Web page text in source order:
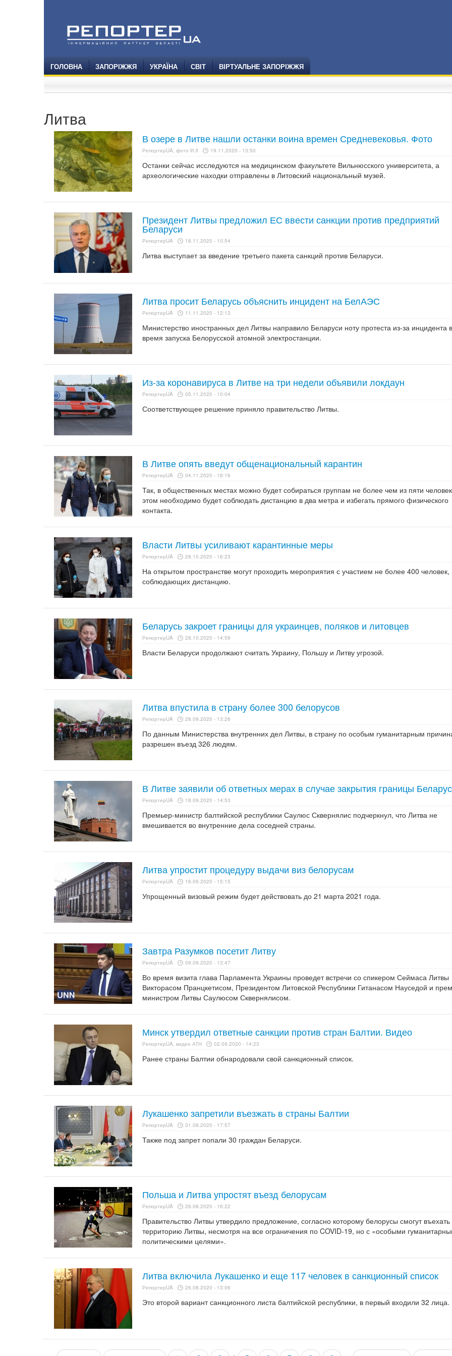
ГОЛОВНА ЗАПОРІЖЖЯ УКРАЇНА СВІТ ВІРТУАЛЬНЕ ЗАПОРІЖЖЯ
Литва
В озере в Литве нашли останки воина времен Средневековья. Фото
РепортерUA, фото lrt.lt 19.11.2020 - 13:50
Останки сейчас исследуются на медицинском факультете Вильнюсского университета, а
археологические находки отправлены в Литовский национальный музей.
Президент Литвы предложил ЕС ввести санкции против предприятий
Беларуси
РепортерUA 18.11.2020 - 10:54
Литва выступает за введение третьего пакета санкций против Беларуси.
Литва просит Беларусь объяснить инцидент на БелАЭС
РепортерUA 11.11.2020 - 12:13
Министерство иностранных дел Литвы направило Беларуси ноту протеста из-за инцидента
время запуска Белорусской атомной электростанции.
Из-за коронавируса в Литве на три недели объявили локдаун
РепортерUA 05.11.2020 - 10:04
Соответствующее решение приняло правительство Литвы.
В Литве опять введут общенациональный карантин
РепортерUA 04.11.2020 - 16:16
Так, в общественных местах можно будет собираться группам не более чем из пяти
этом необходимо будет соблюдать дистанцию в два метра и избегать прямого физического
контакта.
Власти Литвы усиливают карантинные меры
РепортерUA 28.10.2020 - 16:23
На открытом пространстве могут проходить мероприятия с участием не более 400 человек,
соблюдающих дистанцию.
Беларусь закроет границы для украинцев, поляков и литовцев
РепортерUA 28.10.2020 - 14:59
Власти Беларуси продолжают считать Украину, Польшу и Литву угрозой.
Литва впустила в страну более 300 белорусов
РепортерUA 28.09.2020 - 13:26
По данным Министерства внутренних дел Литвы, в страну по особым гуманитарным
разрешен въезд 326 людям.
В Литве заявили об ответных мерах в случае закрытия границы
РепортерUA 18.09.2020 - 14:53
Премьер-министр балтийской республики Саулюс Сквернялис подчеркнул, что Литва не
вмешивается во внутренние дела соседней страны.
Литва упростит процедуру выдачи виз белорусам
РепортерUA 16.09.2020 - 15:15
Упрощенный визовый режим будет действовать до 21 марта 2021 года.
Завтра Разумков посетит Литву
РепортерUA 09.09.2020 - 13:47
Во время визита глава Парламента Украины проведет встречи со спикером Сеймаса Литвы
Викторасом Пранцкетисом, Президентом Литовской Республики Гитанасом Науседой и
министром Литвы Саулюсом Сквернялисом.
Минск утвердил ответные санкции против стран Балтии. Видео
РепортерUA, видео АТН 02.09.2020 - 14:23
Ранее страны Балтии обнародовали свой санкционный список.
Лукашенко запретили въезжать в страны Балтии
РепортерUA 31.08.2020 - 17:57
Также под запрет попали 30 граждан Беларуси.
Польша и Литва упростят въезд белорусам
РепортерUA 26.08.2020 - 16:22
Правительство Литвы утвердило предложение, согласно которому белорусы смогут
территорию Литвы, несмотря на все ограничения по COVID-19, но с «особыми
политическими целями».
Литва включила Лукашенко и еще 117 человек в санкционный список
РепортерUA 26.08.2020 - 13:06
Это второй вариант санкционного листа балтийской республики, в первый входили 32 лица.